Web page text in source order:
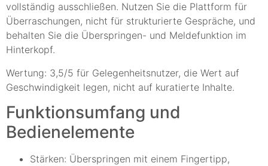
vollständig ausschließen. Nutzen Sie die Plattform für
Überraschungen, nicht für strukturierte Gespräche, und
behalten Sie die Überspringen- und Meldefunktion im
Hinterkopf.
Wertung: 3,5/5 für Gelegenheitsnutzer, die Wert auf
Geschwindigkeit legen, nicht auf kuratierte Inhalte.
Funktionsumfang und
Bedienelemente
Stärken: Überspringen mit einem Fingertipp,